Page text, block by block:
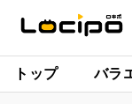
トップ バラ